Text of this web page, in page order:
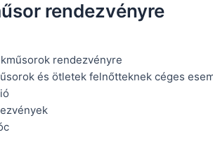
rendezvényre
rendezvényre
és ötletek felnőtteknek céges